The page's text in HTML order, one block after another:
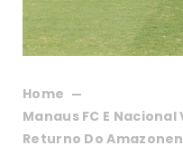
Home
Manaus FC E
Returno Do